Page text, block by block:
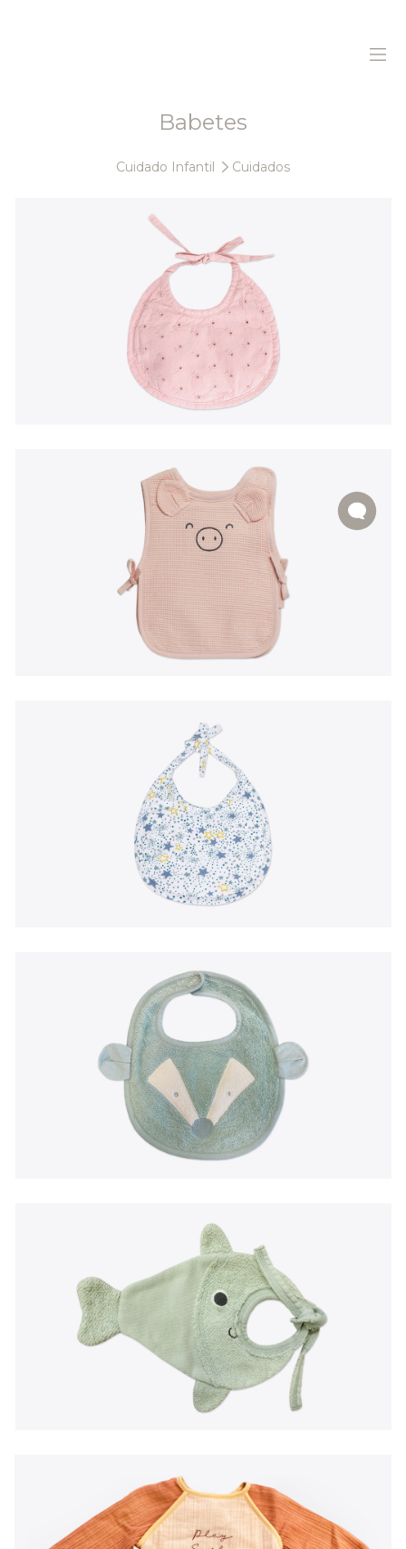
Produtos
Sustentabilidade
Histórias
Contactos
Cuidado Infantil Cuidados
Babetes